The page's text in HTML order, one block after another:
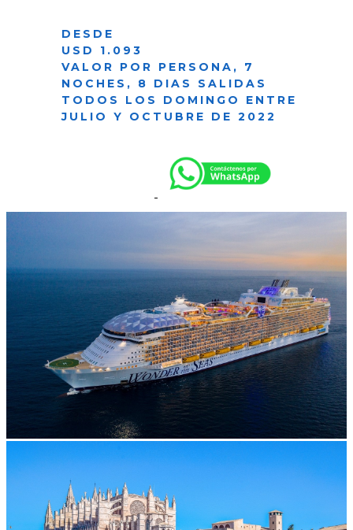
DESDE
USD 1.093
VALOR POR PERSONA, 7
NOCHES, 8 DIAS SALIDAS
TODOS LOS DOMINGO ENTRE
JULIO Y OCTUBRE DE 2022